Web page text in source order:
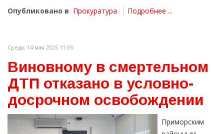
Опубликовано в Прокуратура Подробнее ...
Среда, 14 мая 2025 11:05
Виновному в смертельном
ДТП отказано в условно-
досрочном освобождении
Приморским